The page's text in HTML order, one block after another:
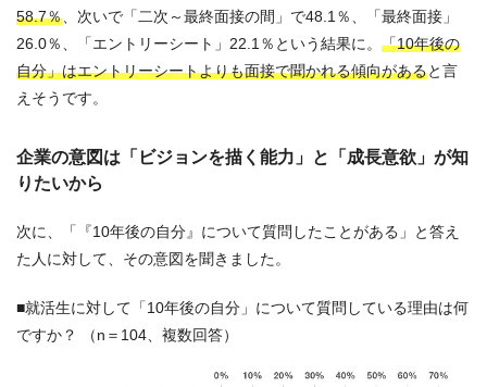
58.7％、次いで「二次～最終面接の間」で48.1％、「最終面接」
26.0％、「エントリーシート」22.1％という結果に。 「10年後の
自分」はエントリーシートよりも面接で聞かれる傾向があると言
えそうです。
企業の意図は「ビジョンを描く能力」と「成長意欲」が知
りたいから
次に、「『10年後の自分』について質問したことがある」と答え
た人に対して、その意図を聞きました。
■就活生に対して「10年後の自分」について質問している理由は何
ですか？ （n＝104、複数回答）